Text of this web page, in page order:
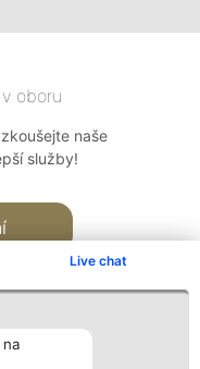
Live chat
oboru
naše
služby!